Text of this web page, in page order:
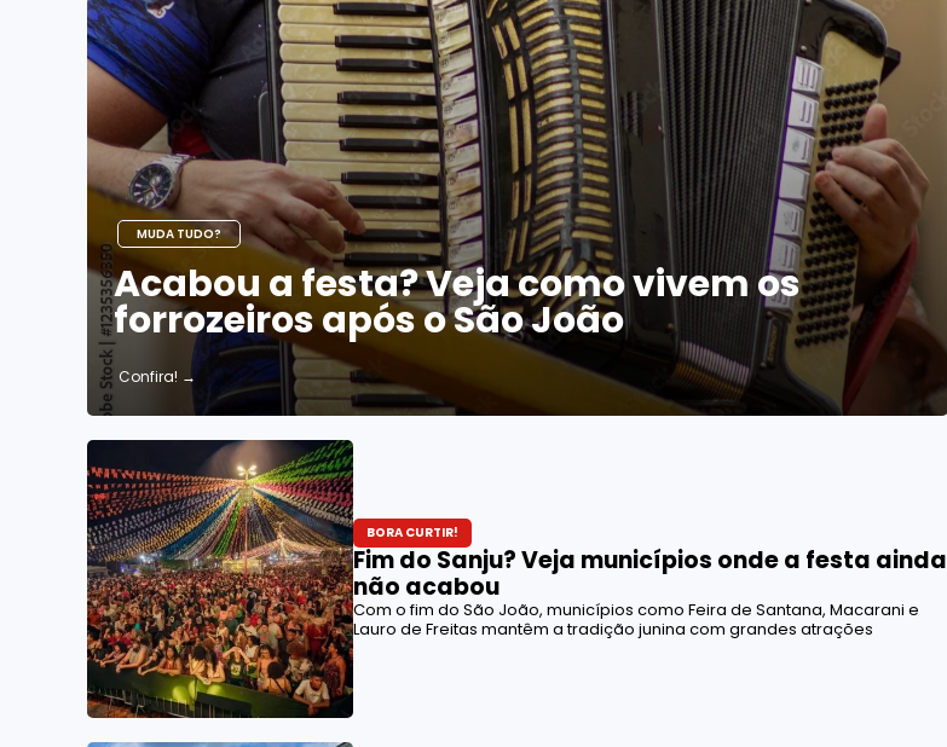
MUDA TUDO?
Acabou a festa? Veja como vivem os
forrozeiros após o São João
Confira! →
BORA CURTIR!
Fim do Sanju? Veja municípios onde a festa ainda
não acabou
Com o fim do São João, municípios como Feira de Santana, Macarani e
Lauro de Freitas mantêm a tradição junina com grandes atrações